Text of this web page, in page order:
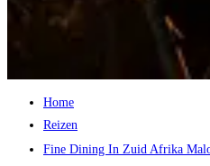
Home
Reizen
Fine Dining In Zuid Afrika